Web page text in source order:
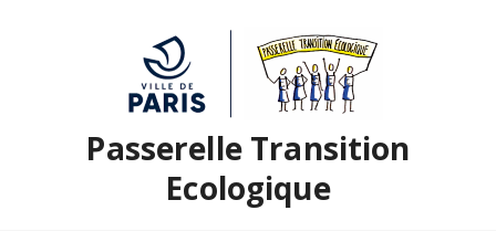
Passerelle Transition
Ecologique